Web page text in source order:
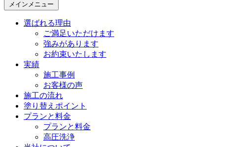
メインメニュー
選ばれる理由
ご満足いただけます
強みがあります
お約束いたします
実績
施工事例
お客様の声
施工の流れ
塗り替えポイント
プランと料金
プランと料金
高圧洗浄